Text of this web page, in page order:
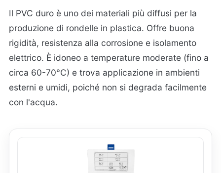
Il PVC duro è uno dei materiali più diffusi per la
produzione di rondelle in plastica. Offre buona
rigidità, resistenza alla corrosione e isolamento
elettrico. È idoneo a temperature moderate (fino a
circa 60-70°C) e trova applicazione in ambienti
esterni e umidi, poiché non si degrada facilmente
con l'acqua.